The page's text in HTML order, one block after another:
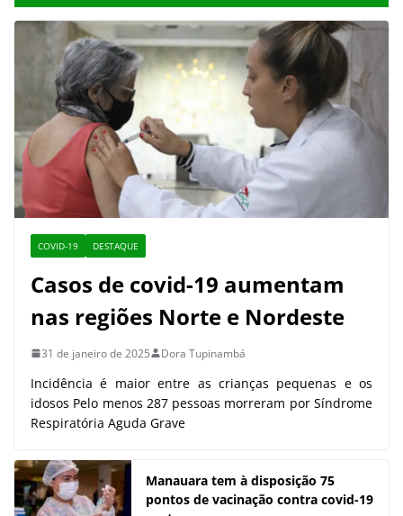
COVID-19 DESTAQUE
Casos de covid-19 aumentam
nas regiões Norte e Nordeste
31 de janeiro de 2025 Dora Tupinambá
Incidência é maior entre as crianças pequenas e os
idosos Pelo menos 287 pessoas morreram por Síndrome
Respiratória Aguda Grave
Manauara tem à disposição 75
pontos de vacinação contra covid-19